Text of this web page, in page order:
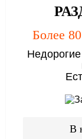
Более
В